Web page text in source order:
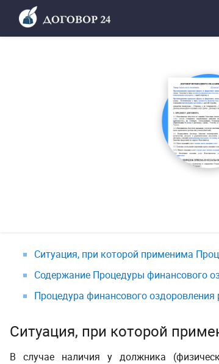
Ситуация, при которой применима
Содержание Процедуры финансового
Процедура финансового оздоровления
Ситуация, при которой
В случае наличия у должника